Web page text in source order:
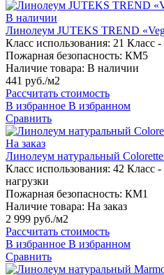
В наличии
Линолеум JUTEKS TREND
Класс использования: 21 Класс
Пожарная безопасность: КМ5
Наличие товара: В наличии
441 руб./м2
Рассчитать стоимость
В избранное В избранном
Сравнить
На заказ
Линолеум натуральный
Класс использования: 42 Класс
нагрузки
Пожарная безопасность: КМ1
Наличие товара: На заказ
2 999 руб./м2
Рассчитать стоимость
В избранное В избранном
Сравнить